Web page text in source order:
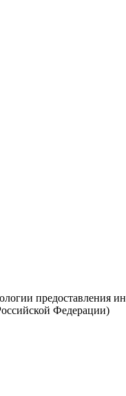
предоставления
Федерации)